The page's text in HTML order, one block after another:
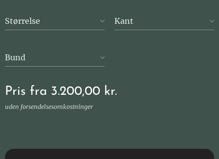
Størrelse Kant
Bund
Pris fra 3.200,00 kr.
uden forsendelsesomkostninger